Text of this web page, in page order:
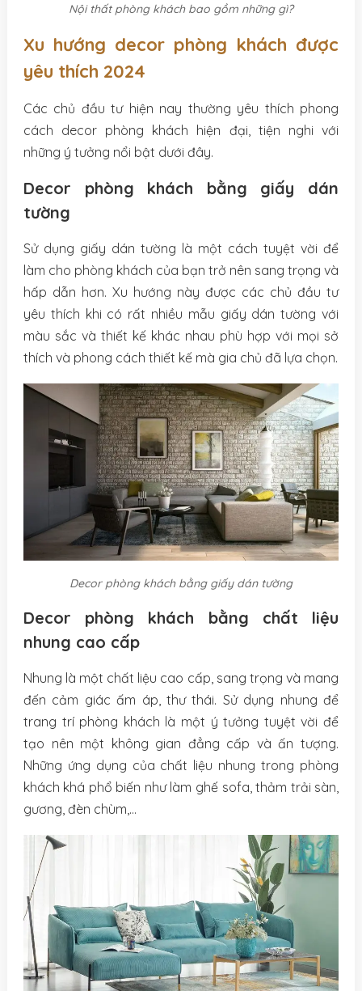
Nội thất phòng khách bao gồm những gì?
Xu hướng decor phòng khách được
yêu thích 2024
Các chủ đầu tư hiện nay thường yêu thích phong
cách decor phòng khách hiện đại, tiện nghi với
những ý tưởng nổi bật dưới đây.
Decor phòng khách bằng giấy dán
tường
Sử dụng giấy dán tường là một cách tuyệt vời để
làm cho phòng khách của bạn trở nên sang trọng và
hấp dẫn hơn. Xu hướng này được các chủ đầu tư
yêu thích khi có rất nhiều mẫu giấy dán tường với
màu sắc và thiết kế khác nhau phù hợp với mọi sở
thích và phong cách thiết kế mà gia chủ đã lựa chọn.
Decor phòng khách bằng giấy dán tường
Decor phòng khách bằng chất liệu
nhung cao cấp
Nhung là một chất liệu cao cấp, sang trọng và mang
đến cảm giác ấm áp, thư thái. Sử dụng nhung để
trang trí phòng khách là một ý tưởng tuyệt vời để
tạo nên một không gian đẳng cấp và ấn tượng.
Những ứng dụng của chất liệu nhung trong phòng
khách khá phổ biến như làm ghế sofa, thảm trải sàn,
gương, đèn chùm,…